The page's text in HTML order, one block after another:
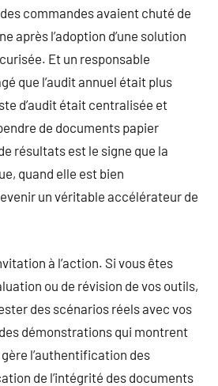
commandes avaient chuté de
après l’adoption d’une solution
Et un responsable
que l’audit annuel était plus
d’audit était centralisée et
de documents papier
résultats est le signe que la
quand elle est bien
un véritable accélérateur de
à l’action. Si vous êtes
ou de révision de vos outils,
des scénarios réels avec vos
démonstrations qui montrent
l’authentification des
de l’intégrité des documents